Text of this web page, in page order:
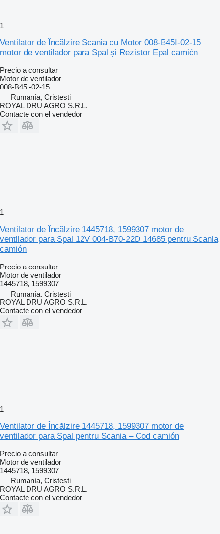
1
Ventilator de Încălzire Scania cu Motor 008-B45I-02-15
motor de ventilador para Spal și Rezistor Epal camión
Precio a consultar
Motor de ventilador
008-B45I-02-15
Rumanía, Cristesti
ROYAL DRU AGRO S.R.L.
Contacte con el vendedor
1
Ventilator de Încălzire 1445718, 1599307 motor de
ventilador para Spal 12V 004-B70-22D 14685 pentru Scania
camión
Precio a consultar
Motor de ventilador
1445718, 1599307
Rumanía, Cristesti
ROYAL DRU AGRO S.R.L.
Contacte con el vendedor
1
Ventilator de Încălzire 1445718, 1599307 motor de
ventilador para Spal pentru Scania – Cod camión
Precio a consultar
Motor de ventilador
1445718, 1599307
Rumanía, Cristesti
ROYAL DRU AGRO S.R.L.
Contacte con el vendedor